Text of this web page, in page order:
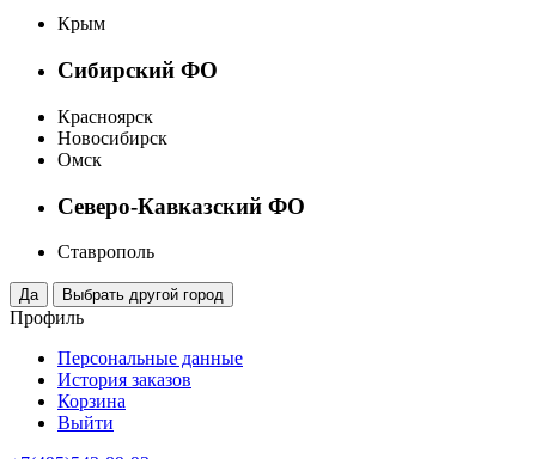
Крым
Сибирский ФО
Красноярск
Новосибирск
Омск
Северо-Кавказский ФО
Ставрополь
Профиль
Персональные данные
История заказов
Корзина
Выйти